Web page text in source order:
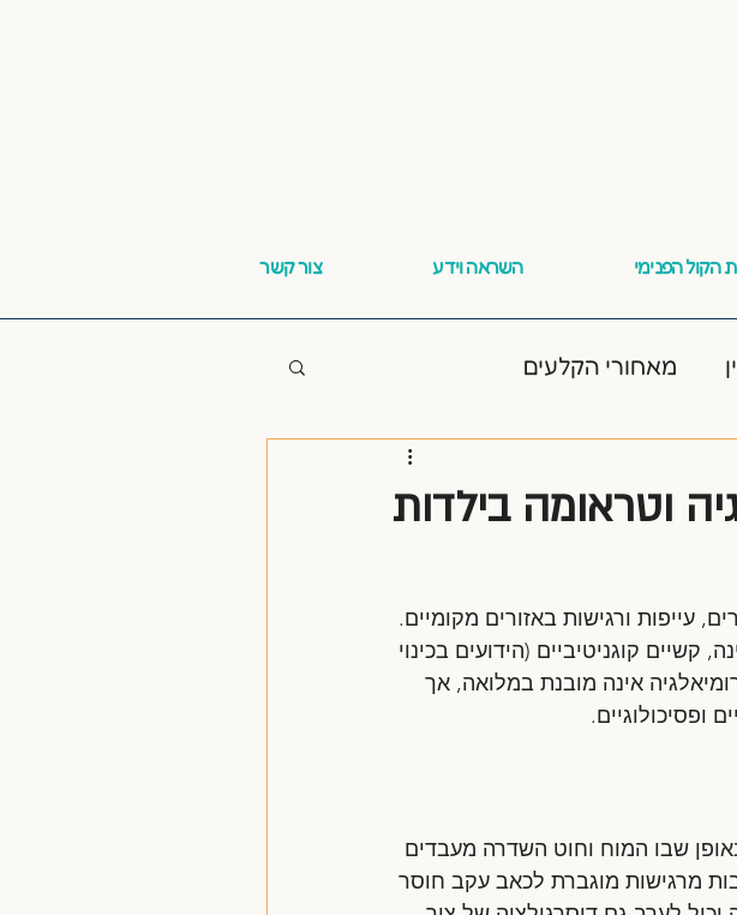
הקול הפנימי השראה וידע צור קשר
מאחורי הקלעים
וטראומה בילדות
עייפות ורגישות באזורים מקומיים.
קשיים קוגניטיביים (הידועים בכינוי
אינה מובנת במלואה, אך
ופסיכולוגיים.
שבו המוח וחוט השדרה מעבדים
מרגישות מוגברת לכאב עקב חוסר